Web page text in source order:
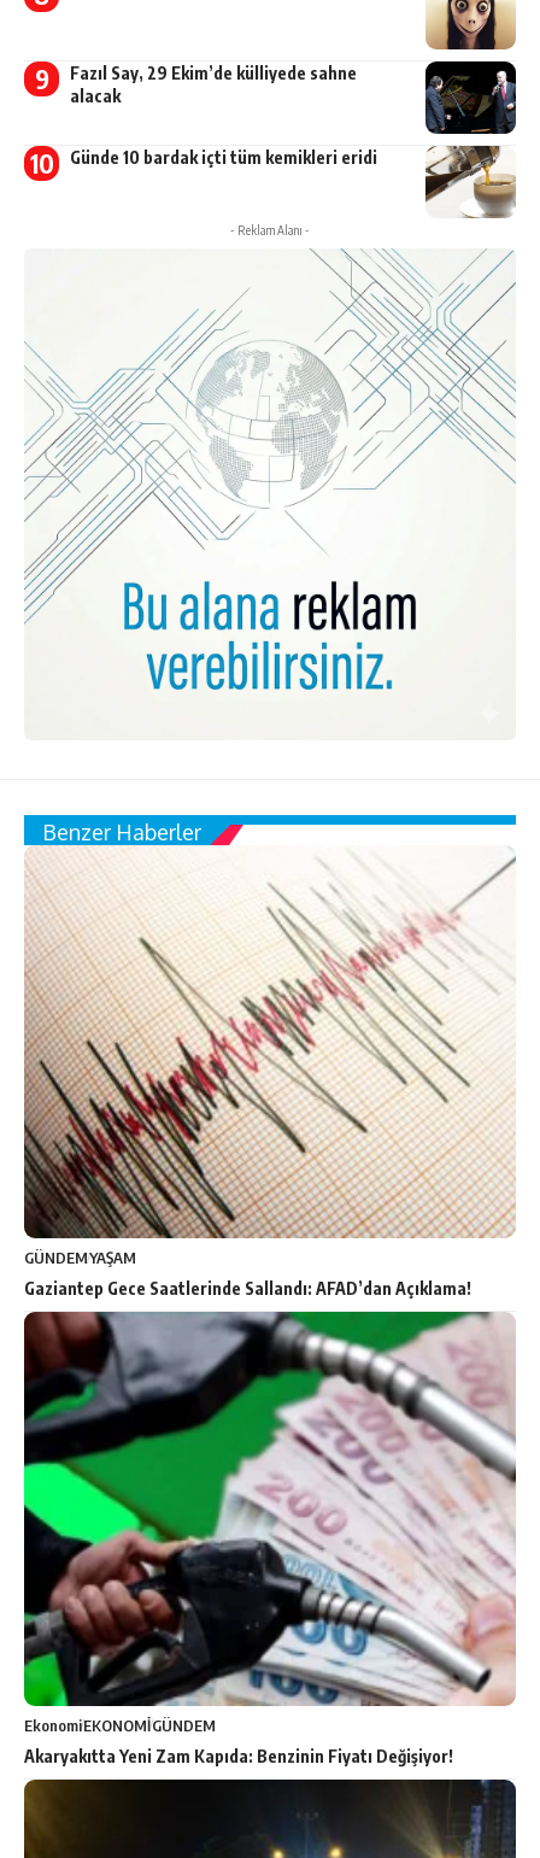
Fazıl Say, 29 Ekim’de külliyede sahne
alacak
Günde 10 bardak içti tüm kemikleri eridi
- Reklam Alanı -
Benzer Haberler
GÜNDEMYAŞAM
Gaziantep Gece Saatlerinde Sallandı: AFAD’dan Açıklama!
EkonomiEKONOMİGÜNDEM
Akaryakıtta Yeni Zam Kapıda: Benzinin Fiyatı Değişiyor!